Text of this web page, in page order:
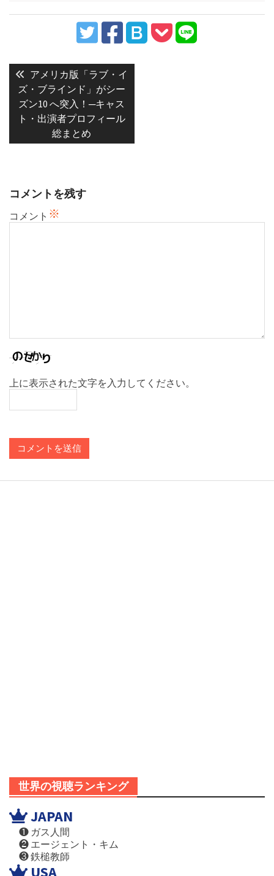
稿
ナ
ビ
Previous
post:
アメリカ版「ラブ・イ
ズ・ブラインド」がシー
ズン10 へ突入！─キャス
ト・出演者プロフィール
総まとめ
コメントを残す
コメント ※
上に表示された文字を入力してください。
世界の視聴ランキング
JAPAN
❶ ガス人間
❷ エージェント・キム
❸ 鉄槌教師
USA